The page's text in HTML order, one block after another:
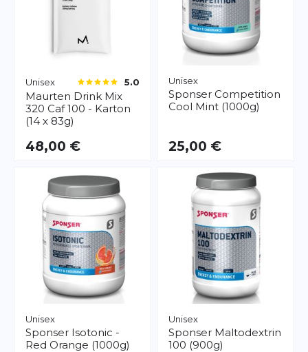
Unisex 5.0
Maurten Drink Mix
320 Caf 100 - Karton
(14 x 83g)
48,00 €
Unisex
Sponser Competition
Cool Mint (1000g)
25,00 €
Unisex
Sponser Isotonic -
Red Orange (1000g)
Unisex
Sponser Maltodextrin
100 (900g)